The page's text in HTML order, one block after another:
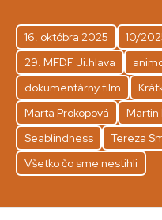
16. októbra 2025 10/
29. MFDF Ji.hlava
dokumentárny film
Marta Prokopová
Martin
Seablindness
Tereza
Všetko čo sme nestihli